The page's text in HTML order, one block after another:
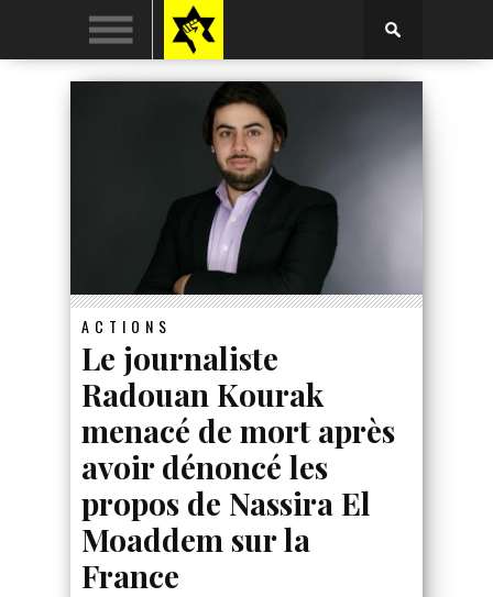
ACTIONS
Le journaliste
Radouan Kourak
menacé de mort après
avoir dénoncé les
propos de Nassira El
Moaddem sur la
France